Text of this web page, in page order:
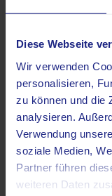
Diese Webseite
Wir verwenden
personalisieren,
zu können und die
analysieren.
Verwendung
soziale Medien,
Partner führen
weiteren Daten
Lungenembolie
treten unter
Luftnot
Schwäche
Ansammlung
kognitive